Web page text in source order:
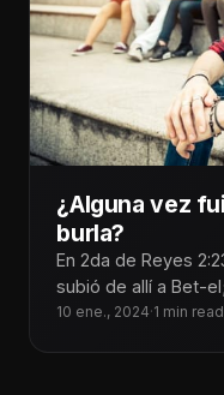
¿Alguna vez
burla?
En 2da de Reyes 2:23-24,
subió de allí a Bet-
salieron
10 ene., 2024·1 min read